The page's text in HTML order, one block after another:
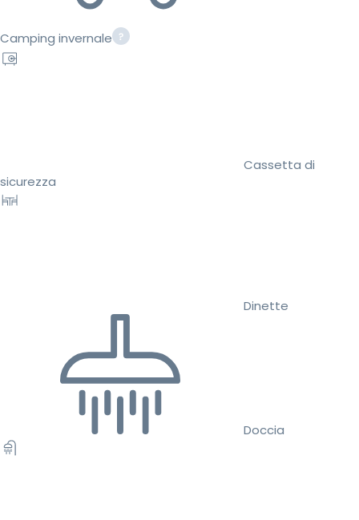
Camping invernale
Cassetta di
sicurezza
Dinette
Doccia